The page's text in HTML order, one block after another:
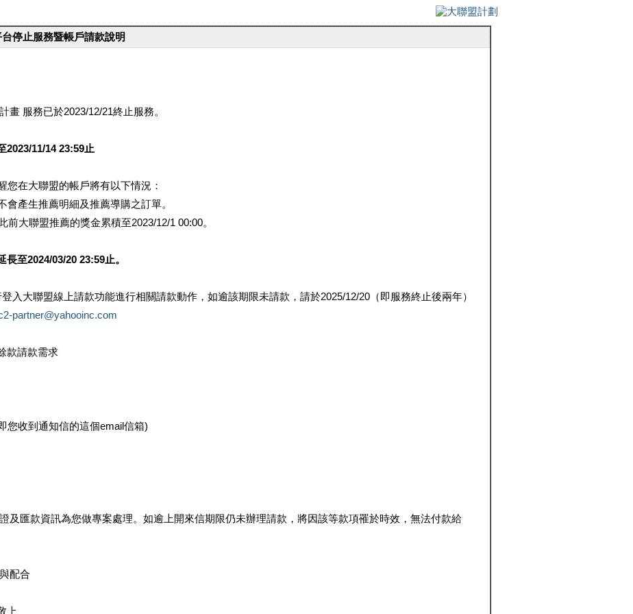
停止服務暨帳戶請款說明
畫 服務已於2023/12/21終止服務。
2023/11/14 23:59止
您在大聯盟的帳戶將有以下情況：
會產生推薦明細及推薦導購之訂單。
前大聯盟推薦的獎金累積至2023/12/1 00:00。
至2024/03/20 23:59止。
入大聯盟線上請款功能進行相關請款動作，如逾該期限未請款，請於2025/12/20（即服務終止後兩年）
partner@yahooinc.com
款請款需求
您收到通知信的這個email信箱)
及匯款資訊為您做專案處理。如逾上開來信期限仍未辦理請款，將因該等款項罹於時效，無法付款給
配合
上